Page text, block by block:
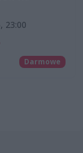
23:00
Darmowe